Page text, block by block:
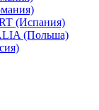
(Испания)
(Польша)